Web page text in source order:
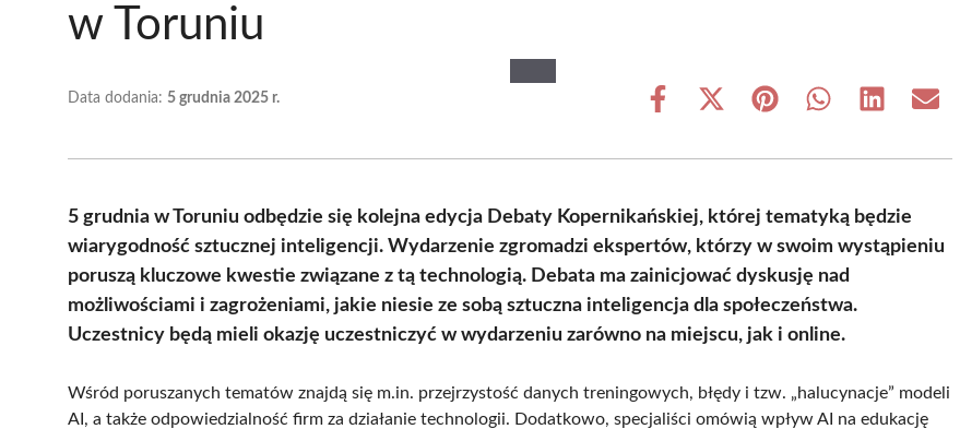
w Toruniu
Data dodania: 5 grudnia 2025 r.
Share
Share
(Twitter)
Share Share Share Share
5 grudnia w Toruniu odbędzie się kolejna edycja Debaty Kopernikańskiej, której tematyką będzie
wiarygodność sztucznej inteligencji. Wydarzenie zgromadzi ekspertów, którzy w swoim wystąpieniu
poruszą kluczowe kwestie związane z tą technologią. Debata ma zainicjować dyskusję nad
możliwościami i zagrożeniami, jakie niesie ze sobą sztuczna inteligencja dla społeczeństwa.
Uczestnicy będą mieli okazję uczestniczyć w wydarzeniu zarówno na miejscu, jak i online.
Wśród poruszanych tematów znajdą się m.in. przejrzystość danych treningowych, błędy i tzw. „halucynacje” modeli
AI, a także odpowiedzialność firm za działanie technologii. Dodatkowo, specjaliści omówią wpływ AI na edukację